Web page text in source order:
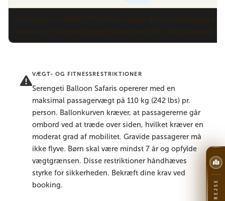
VÆGT- OG FITNESSRESTRIKTIONER
Serengeti Balloon Safaris opererer med en
maksimal passagervægt på 110 kg (242 lbs) pr.
person. Ballonkurven kræver, at passagererne går
ombord ved at træde over siden, hvilket kræver en
moderat grad af mobilitet. Gravide passagerer må
ikke flyve. Børn skal være mindst 7 år og opfylde
vægtgrænsen. Disse restriktioner håndhæves
styrke for sikkerheden. Bekræft dine krav ved
booking.